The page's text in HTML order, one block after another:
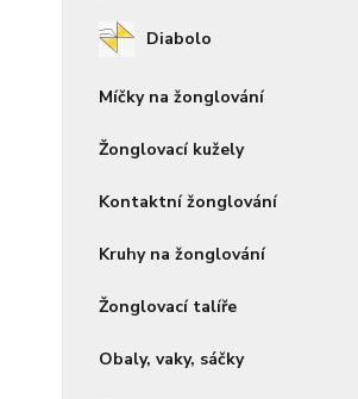
Diabolo
Míčky na žonglování
Žonglovací kužely
Kontaktní žonglování
Kruhy na žonglování
Žonglovací talíře
Obaly, vaky, sáčky